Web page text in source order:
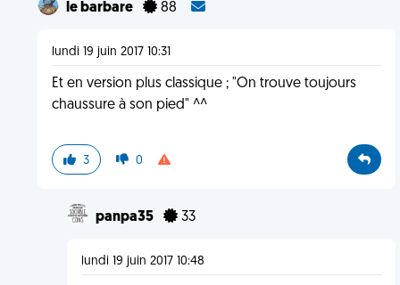
le barbare 88
lundi 19 juin 2017 10:31
Et en version plus classique ; "On trouve toujours
chaussure à son pied" ^^
3 0
panpa35 33
lundi 19 juin 2017 10:48